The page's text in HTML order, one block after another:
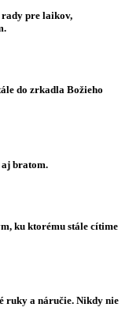
rady pre laikov,
do zrkadla Božieho
bratom.
ku ktorému stále cítime
ruky a náručie. Nikdy nie